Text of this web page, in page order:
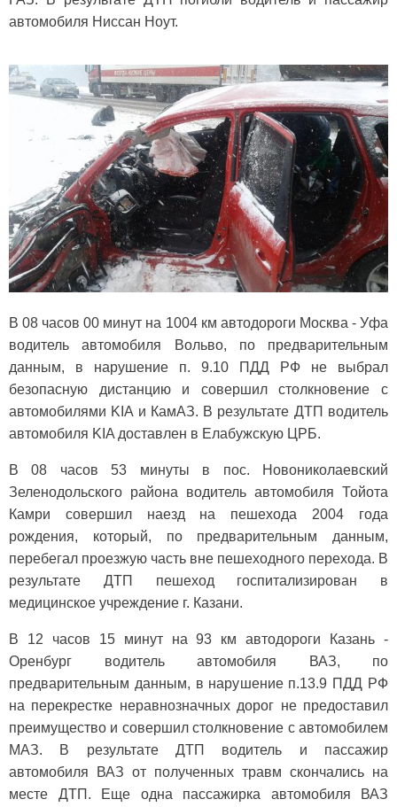
автомобиля Ниссан Ноут.
В 08 часов 00 минут на 1004 км автодороги Москва - Уфа
водитель автомобиля Вольво, по предварительным
данным, в нарушение п. 9.10 ПДД РФ не выбрал
безопасную дистанцию и совершил столкновение с
автомобилями KIA и КамАЗ. В результате ДТП водитель
автомобиля KIA доставлен в Елабужскую ЦРБ.
В 08 часов 53 минуты в пос. Новониколаевский
Зеленодольского района водитель автомобиля Тойота
Камри совершил наезд на пешехода 2004 года
рождения, который, по предварительным данным,
перебегал проезжую часть вне пешеходного перехода. В
результате ДТП пешеход госпитализирован в
медицинское учреждение г. Казани.
В 12 часов 15 минут на 93 км автодороги Казань -
Оренбург водитель автомобиля ВАЗ, по
предварительным данным, в нарушение п.13.9 ПДД РФ
на перекрестке неравнозначных дорог не предоставил
преимущество и совершил столкновение с автомобилем
МАЗ. В результате ДТП водитель и пассажир
автомобиля ВАЗ от полученных травм скончались на
месте ДТП. Еще одна пассажирка автомобиля ВАЗ